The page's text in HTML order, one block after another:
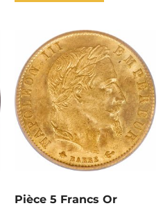
Pièce 5 Francs Or